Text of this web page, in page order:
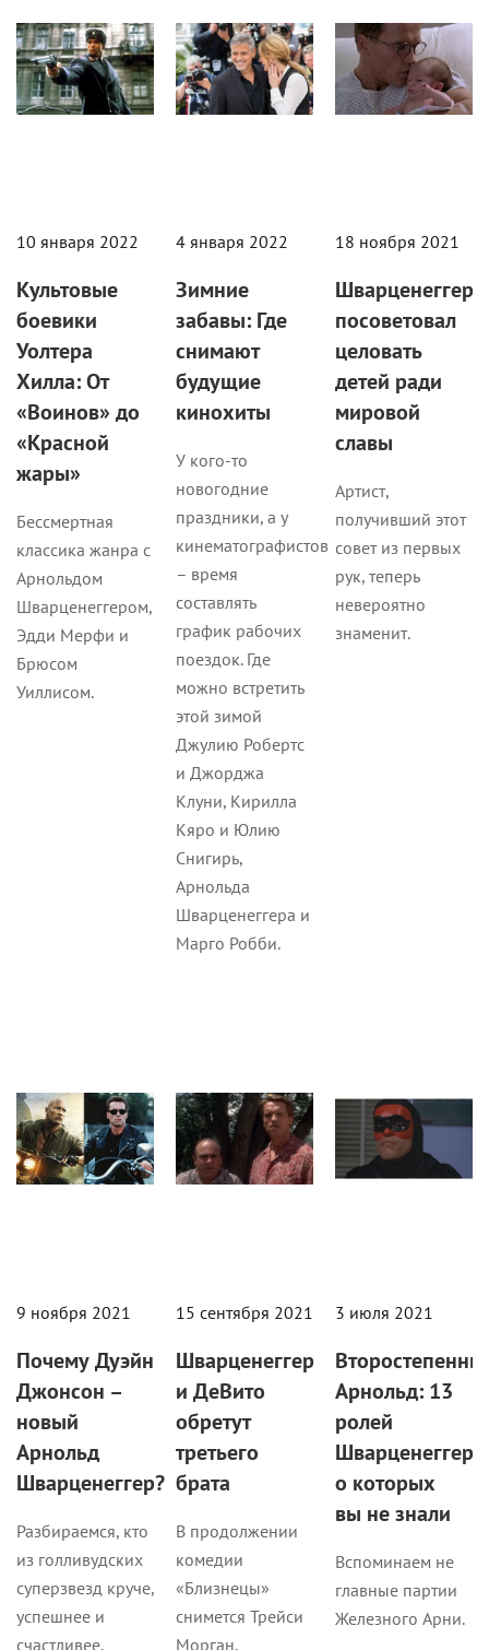
10 января 2022
Культовые
боевики
Уолтера
Хилла: От
«Воинов» до
«Красной
жары»
Бессмертная
классика жанра с
Арнольдом
Шварценеггером,
Эдди Мерфи и
Брюсом
Уиллисом.
4 января 2022
Зимние
забавы: Где
снимают
будущие
кинохиты
У кого-то
новогодние
праздники, а у
кинематографистов
– время
составлять
график рабочих
поездок. Где
можно встретить
этой зимой
Джулию Робертс
и Джорджа
Клуни, Кирилла
Кяро и Юлию
Снигирь,
Арнольда
Шварценеггера и
Марго Робби.
18 ноября 2021
Шварценеггер
посоветовал
целовать
детей ради
мировой
славы
Артист,
получивший этот
совет из первых
рук, теперь
невероятно
знаменит.
9 ноября 2021
Почему Дуэйн
Джонсон –
новый
Арнольд
Шварценеггер?
Разбираемся, кто
из голливудских
суперзвезд круче,
успешнее и
счастливее.
15 сентября 2021
Шварценеггер
и ДеВито
обретут
третьего
брата
В продолжении
комедии
«Близнецы»
снимется Трейси
Морган.
3 июля 2021
Арнольд: 13
ролей
Шварценеггера,
о которых
вы не знали
Вспоминаем не
главные партии
Железного Арни.